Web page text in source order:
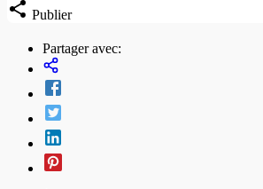
Publier
Partager avec: